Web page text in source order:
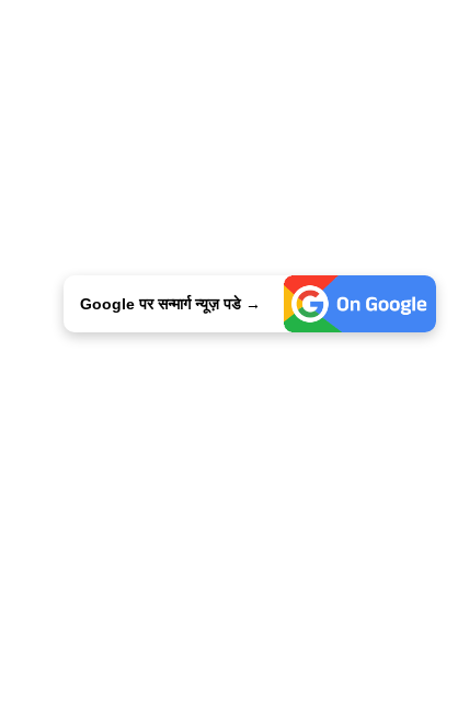
Google पर सन्मार्ग न्यूज़ पडे →